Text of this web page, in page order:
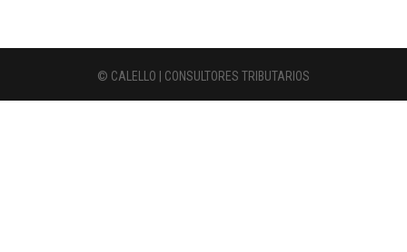
© CALELLO | CONSULTORES TRIBUTARIOS